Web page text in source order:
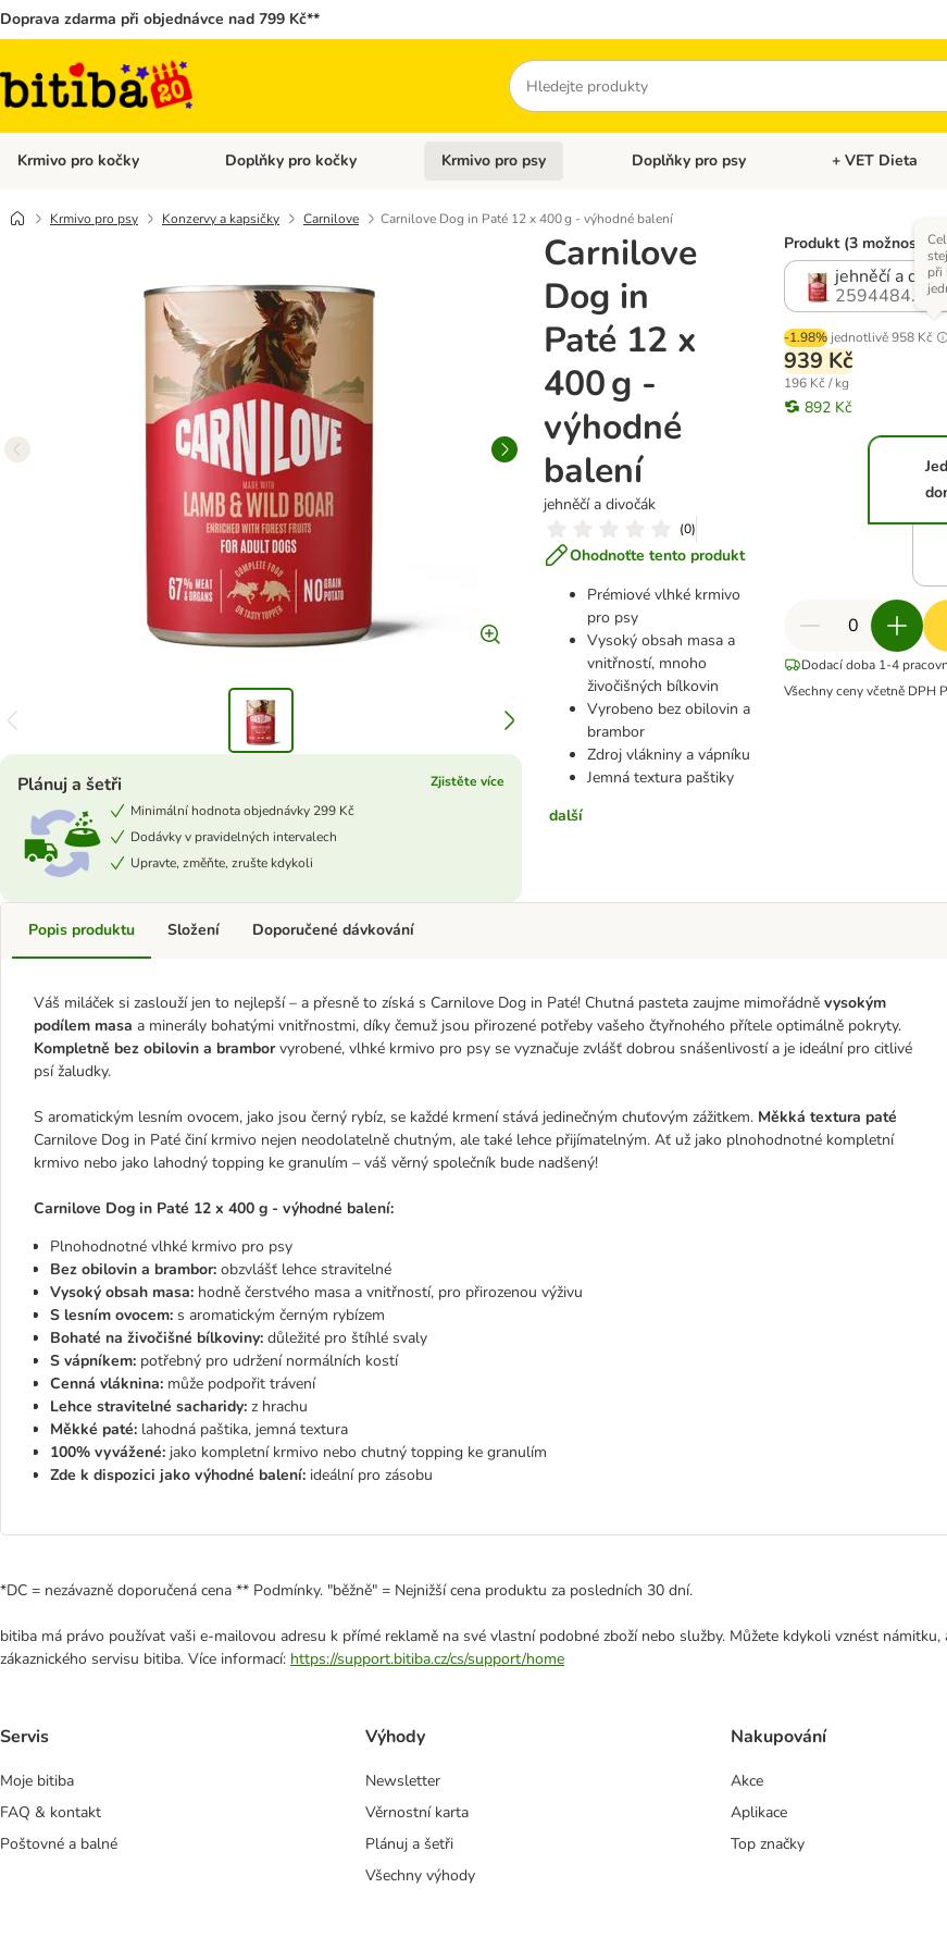
Doprava zdarma při objednávce nad 799 Kč**
Hledat
Krmivo pro kočky Otevřít menu: Krmivo pro kočky
Doplňky pro kočky Otevřít menu: Doplňky pro kočky
Krmivo pro psy Otevřít menu: Krmivo pro psy
Doplňky pro psy Otevřít menu:
+ VET Dieta
Krmivo pro psy Konzervy a kapsičky Carnilove Carnilove Dog in Paté 12 x 400 g - výhodné balení
Carnilove
Dog in
Paté 12 x
400 g -
výhodné
balení
jehněčí a divočák
(0)
Ohodnoťte tento produkt
Prémiové vlhké krmivo
pro psy
Vysoký obsah masa a
vnitřností, mnoho
živočišných bílkovin
Vyrobeno bez obilovin a
brambor
Zdroj vlákniny a vápníku
Jemná textura paštiky
další
Plánuj a šetři
Zjistěte více
Minimální hodnota objednávky 299 Kč
Dodávky v pravidelných intervalech
Upravte, změňte, zrušte kdykoli
Produkt (3 možností)
jehněčí a
2594484.0
-1.98% jednotlivě 958 Kč
při
939 Kč
196 Kč / kg
892 Kč
Dodací doba 1-4
Všechny ceny včetně DPH
Popis produktu
Váš miláček si zaslouží jen to nejlepší – a přesně to získá s Carnilove Dog in Paté! Chutná pasteta zaujme mimořádně vysokým
podílem masa a minerály bohatými vnitřnostmi, díky čemuž jsou přirozené potřeby vašeho čtyřnohého přítele optimálně pokryty.
Kompletně bez obilovin a bramborvyrobené, vlhké krmivo pro psy se vyznačuje zvlášť dobrou snášenlivostí a je ideální pro citlivé
psí žaludky.
S aromatickým lesním ovocem, jako jsou černý rybíz, se každé krmení stává jedinečným chuťovým zážitkem. Měkká textura paté
Carnilove Dog in Paté činí krmivo nejen neodolatelně chutným, ale také lehce přijímatelným. Ať už jako plnohodnotné kompletní
krmivo nebo jako lahodný topping ke granulím – váš věrný společník bude nadšený!
Carnilove Dog in Paté 12 x 400 g - výhodné balení:
Plnohodnotné vlhké krmivo pro psy
Bez obilovin a brambor: obzvlášť lehce stravitelné
Vysoký obsah masa: hodně čerstvého masa a vnitřností, pro přirozenou výživu
S lesním ovocem: s aromatickým černým rybízem
Bohaté na živočišné bílkoviny: důležité pro štíhlé svaly
S vápníkem: potřebný pro udržení normálních kostí
Cenná vláknina: může podpořit trávení
Lehce stravitelné sacharidy: z hrachu
Měkké paté: lahodná paštika, jemná textura
100% vyvážené: jako kompletní krmivo nebo chutný topping ke granulím
Zde k dispozici jako výhodné balení: ideální pro zásobu
Složení Doporučené dávkování
*DC = nezávazně doporučená cena ** Podmínky. "běžně" = Nejnižší cena produktu za posledních 30 dní.
bitiba má právo používat vaši e-mailovou adresu k přímé reklamě na své vlastní podobné zboží nebo služby. Můžete kdykoli vznést
zákaznického servisu bitiba. Více informací: https://support.bitiba.cz/cs/support/home
Servis
Moje bitiba
FAQ & kontakt
Poštovné a balné
Výhody
Newsletter
Věrnostní karta
Plánuj a šetři
Všechny výhody
Nakupování
Akce
Aplikace
Top značky